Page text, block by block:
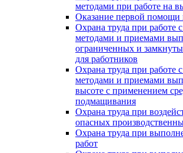
методами при работе на
Оказание первой помощи
Охрана труда при работе
методами и приемами
ограниченных и
для работников
Охрана труда при работе
методами и приемами
высоте с применением
подмащивания
Охрана труда при
опасных
Охрана труда при
работ